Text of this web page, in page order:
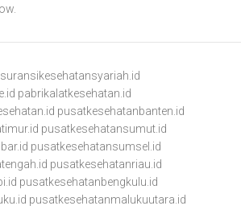
pabrikalatkesehatan.id
pusatkesehatanbanten.id
pusatkesehatansumut.id
pusatkesehatansumsel.id
pusatkesehatanriau.id
pusatkesehatanbengkulu.id
pusatkesehatanmalukuutara.id